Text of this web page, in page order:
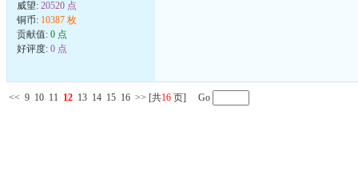
威望: 20520 点
铜币: 10387 枚
贡献值: 0 点
好评度: 0 点
<< 9 10 11 12 13 14 15 16 >> [共16 页] Go